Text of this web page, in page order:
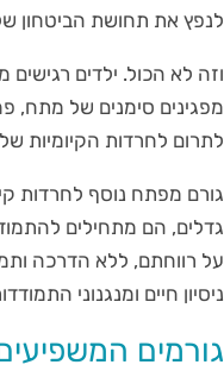
לנפץ את תחושת הביטחון
וזה לא הכול. ילדים
מפגינים סימנים של מתח,
לתרום לחרדות הקיומיות
גורם מפתח נוסף לחרדות
גדלים, הם מתחילים
על רווחתם, ללא הדרכה
ניסיון חיים ומנגנוני
גורמים